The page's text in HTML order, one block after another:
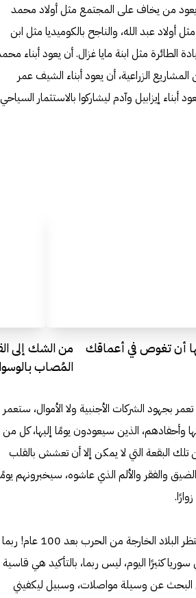
100 عام، أن يعود من يخاف على المجتمع مثل أولاد محمد
أولاد عبد الله، والناجح بالكوميديا مثل ابن
الطائرة مثل ابنة مايا غزال. أن يعود أبناء
الزراعية، أن يعود أبناء الشيف عمر
أبناء إيزابيل وآدم ليشاركوا بالاستثمار السياحي
أن تغوص في أعماقك
من الشك إلى
المُصاب
بجهود الشركات الأجنبية ولا الأموال، ستعمر
وأحفادهم، الذين سيعودون يومًا إليها، كل من
تلك البقعة التي لا يمكن إلا أن تعشش بالقلب
والفقر والألم الذي عاشوه، سيخبرونهم
ومن يدري أي مستقبل ينتظر البلاد الخارجة من الحرب بعد 100 عام! ربما
كثيرًا اليوم، ليس ربما، بالتأكيد هي قاسية
البحث عن وسيلة مواصلات، وسبيل ليكفيني